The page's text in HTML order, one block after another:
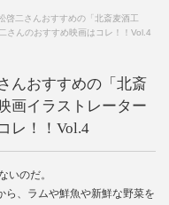
啓二さんおすすめの「北斎麦酒工
さんのおすすめ映画はコレ！！Vol.4
んおすすめの「北斎
画イラストレーター
レ！！Vol.4
いのだ。
ら、ラムや鮮魚や新鮮な野菜を